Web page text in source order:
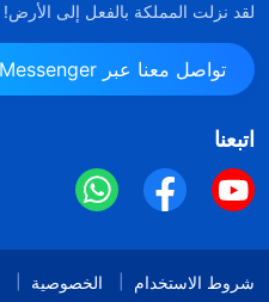
لقد نزلت المملكة بالفعل إلى
تواصل معنا عبر Messenger
اتبعنا
شروط الاستخدام الخصوصية